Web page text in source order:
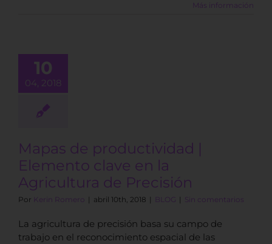
Más información
10
04, 2018
clave en
de
Mapas de productividad |
Elemento clave en la
Agricultura de Precisión
Por Kerin Romero | abril 10th, 2018 | BLOG | Sin comentarios
La agricultura de precisión basa su campo de
trabajo en el reconocimiento espacial de las